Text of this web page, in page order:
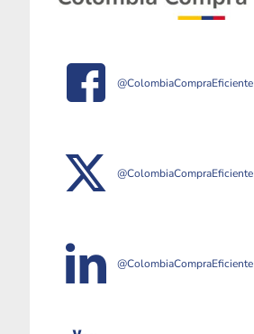
@ColombiaCompraEficiente
@ColombiaCompraEficiente
@ColombiaCompraEficiente